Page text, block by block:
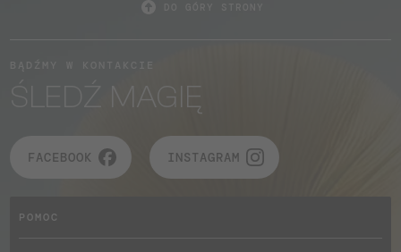
ŚLEDŹ MAGIĘ
FACEBOOK INSTAGRAM
POMOC